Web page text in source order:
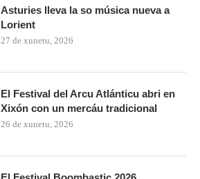
Asturies lleva la so música nueva a
Lorient
27 de xunetu, 2026
El Festival del Arcu Atlánticu abri en
Xixón con un mercáu tradicional
26 de xunetu, 2026